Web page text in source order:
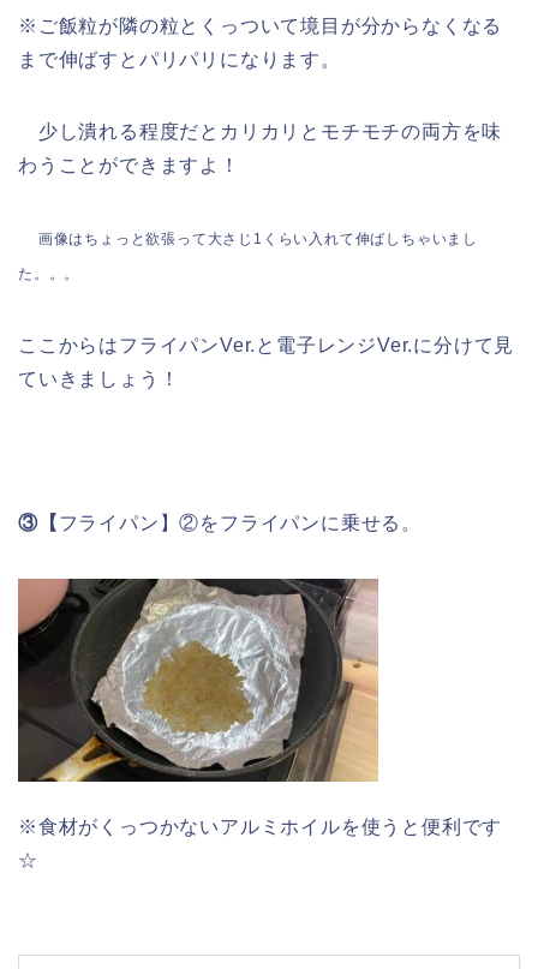
※ご飯粒が隣の粒とくっついて境目が分からなくなる
まで伸ばすとパリパリになります。
少し潰れる程度だとカリカリとモチモチの両方を味
わうことができますよ！
画像はちょっと欲張って大さじ1くらい入れて伸ばしちゃいまし
た。。。
ここからはフライパンVer.と電子レンジVer.に分けて見
ていきましょう！
③【 フライパン】②をフライパンに乗せる。
※食材がくっつかないアルミホイルを使うと便利です
☆